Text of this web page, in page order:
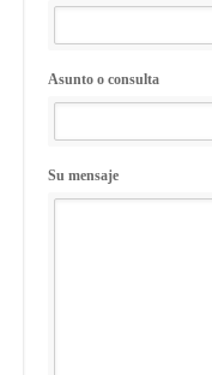
Asunto o consulta
Su mensaje